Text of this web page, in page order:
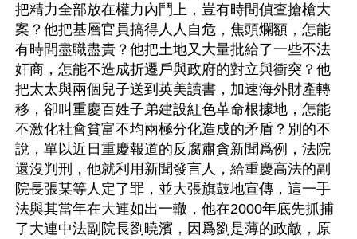
把精力全部放在權力內鬥上，豈有時間偵查搶槍大
案？他把基層官員搞得人人自危，焦頭爛額，怎能
有時間盡職盡責？他把土地又大量批給了一些不法
奸商，怎能不造成折遷戶與政府的對立與衝突？他
把太太與兩個兒子送到英美讀書，加速海外財產轉
移，卻叫重慶百姓子弟建設紅色革命根據地，怎能
不激化社會貧富不均兩極分化造成的矛盾？別的不
說，單以近日重慶報道的反腐肅貪新聞爲例，法院
還沒判刑，他就利用新聞發言人，給重慶高法的副
院長張某等人定了罪，並大張旗鼓地宣傳，這一手
法與其當年在大連如出一轍，他在2000年底先抓捕
了大連中法副院長劉曉濱，因爲劉是薄的政敵，原